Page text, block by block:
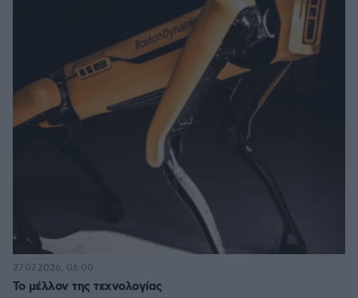
Το μέλλον της τεχνολογίας
27.07.2026, 06:00